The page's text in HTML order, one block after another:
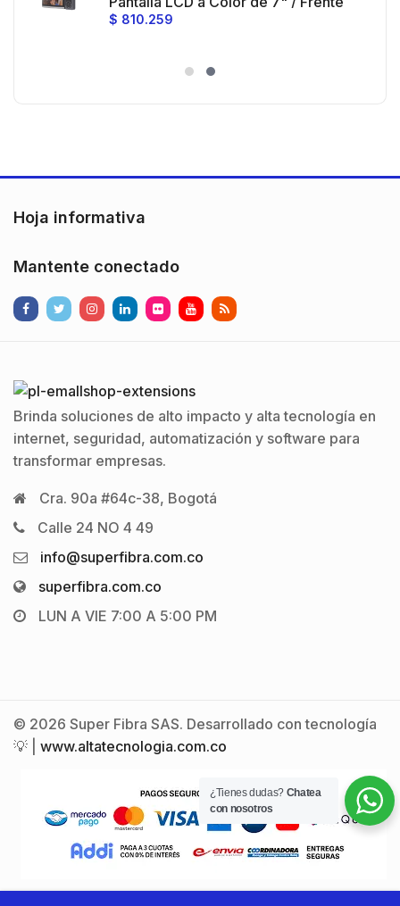
de Calle para Exterior de
)130° de Visión (Gran Angular)
$ 810.259
Hoja informativa
Mantente conectado
Brinda soluciones de alto impacto y alta tecnología en
internet, seguridad, automatización y software para
transformar empresas.
Cra. 90a #64c-38, Bogotá
Calle 24 NO 4 49
info@superfibra.com.co
superfibra.com.co
LUN A VIE 7:00 A 5:00 PM
© 2026 Super Fibra SAS. Desarrollado con tecnología
💡 | www.altatecnologia.com.co
¿Tienes dudas? Chatea
con nosotros